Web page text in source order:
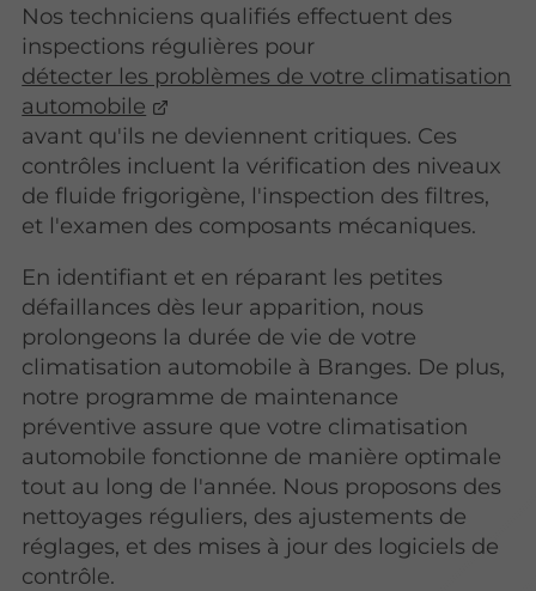
Nos techniciens qualifiés effectuent des
inspections régulières pour
détecter les problèmes de votre climatisation
automobile
avant qu'ils ne deviennent critiques. Ces
contrôles incluent la vérification des niveaux
de fluide frigorigène, l'inspection des filtres,
et l'examen des composants mécaniques.
En identifiant et en réparant les petites
défaillances dès leur apparition, nous
prolongeons la durée de vie de votre
climatisation automobile à Branges. De plus,
notre programme de maintenance
préventive assure que votre climatisation
automobile fonctionne de manière optimale
tout au long de l'année. Nous proposons des
nettoyages réguliers, des ajustements de
réglages, et des mises à jour des logiciels de
contrôle.